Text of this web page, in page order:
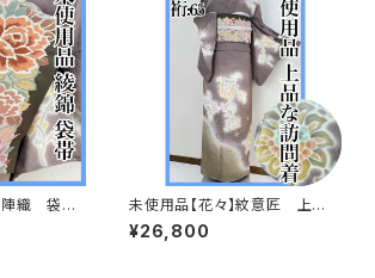
陣織 袋
未使用品【花々】紋意匠 上
品 訪問着 正絹 袷s666
¥26,800